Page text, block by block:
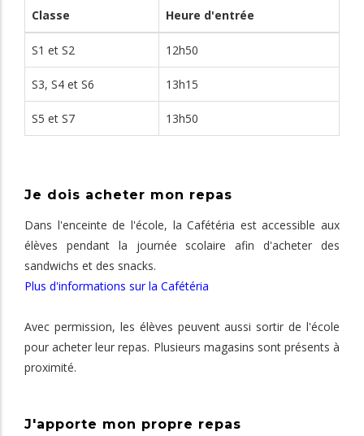
Classe Heure d'entrée
S1 et S2 12h50
S3, S4 et S6 13h15
S5 et S7 13h50
Je dois acheter mon repas
Dans l'enceinte de l'école, la Cafétéria est accessible aux
élèves pendant la journée scolaire afin d'acheter des
sandwichs et des snacks.
Plus d'informations sur la Cafétéria
Avec permission, les élèves peuvent aussi sortir de l'école
pour acheter leur repas. Plusieurs magasins sont présents à
proximité.
J'apporte mon propre repas